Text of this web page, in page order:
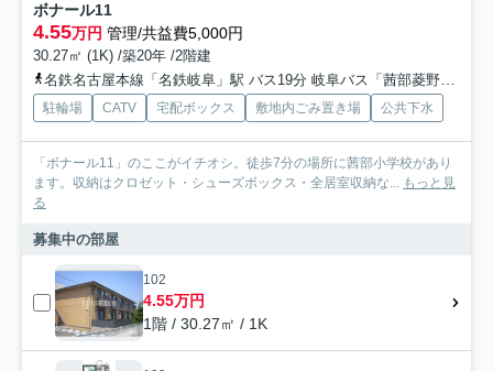
ボナール11
4.55万円 管理/共益費5,000円
30.27㎡ (1K) /築20年 /2階建
名鉄名古屋本線「名鉄岐阜」駅 バス19分 岐阜バス「茜部菱野」 停歩1分
駐輪場 CATV 宅配ボックス 敷地内ごみ置き場 公共下水
「ボナール11」のここがイチオシ。徒歩7分の場所に茜部小学校があり
ます。収納はクロゼット・シューズボックス・全居室収納な... もっと見
る
募集中の部屋
102
4.55万円
1階 / 30.27㎡ / 1K